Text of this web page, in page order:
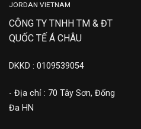
JORDAN VIETNAM
CÔNG TY TNHH TM & ĐT
QUỐC TẾ Á CHÂU
DKKD : 0109539054
- Địa chỉ : 70 Tây Sơn, Đống
Đa HN